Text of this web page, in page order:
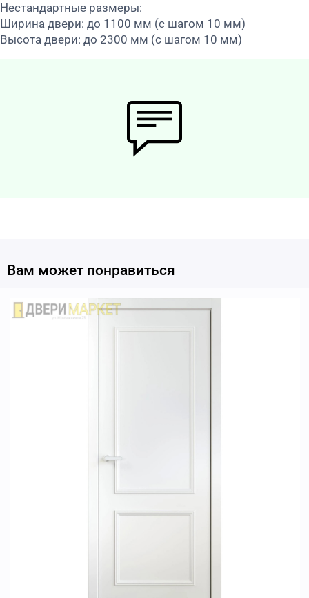
Нестандартные размеры:
Ширина двери: до 1100 мм (с шагом 10 мм)
Высота двери: до 2300 мм (с шагом 10 мм)
Вам может понравиться